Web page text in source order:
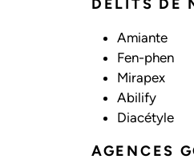
DÉLITS DE
Amiante
Fen-phen
Mirapex
Abilify
Diacétyle
AGENCES